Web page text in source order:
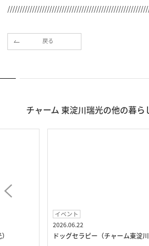
戻る
チャーム 東淀川瑞光の他の暮ら
イベント
2026.06.22
ドッグセラピー（チャーム東淀川